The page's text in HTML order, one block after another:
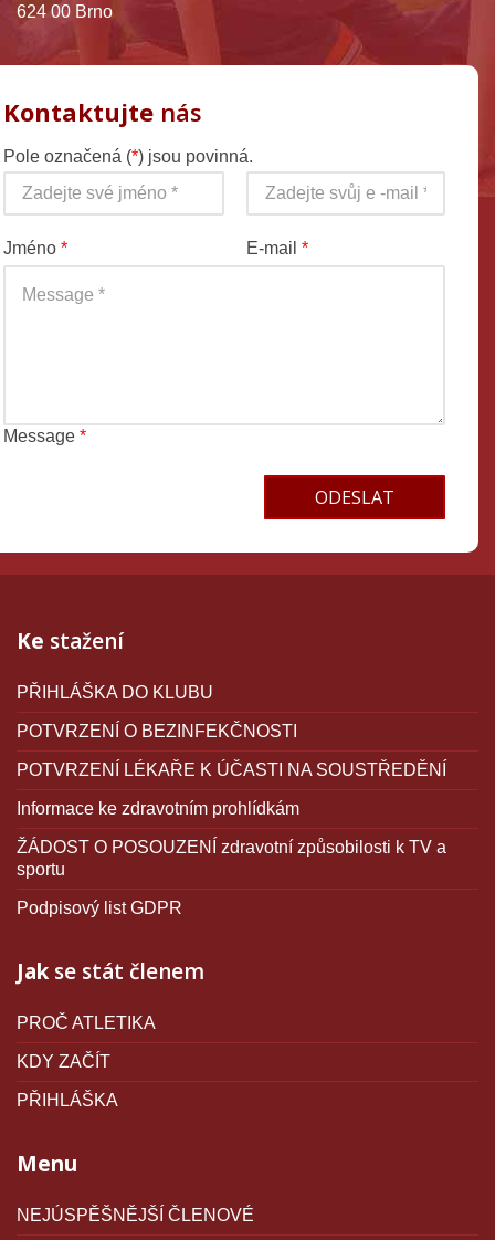
624 00 Brno
Kontaktujte nás
Pole označená (*) jsou povinná.
Jméno * E-mail *
Message *
Ke stažení
PŘIHLÁŠKA DO KLUBU
POTVRZENÍ O BEZINFEKČNOSTI
POTVRZENÍ LÉKAŘE K ÚČASTI NA SOUSTŘEDĚNÍ
Informace ke zdravotním prohlídkám
ŽÁDOST O POSOUZENÍ zdravotní způsobilosti k TV a
sportu
Podpisový list GDPR
Jak se stát členem
PROČ ATLETIKA
KDY ZAČÍT
PŘIHLÁŠKA
Menu
NEJÚSPĚŠNĚJŠÍ ČLENOVÉ